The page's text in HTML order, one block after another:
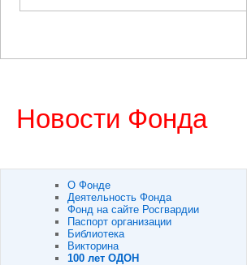
Новости Фонда
О Фонде
Деятельность Фонда
Фонд на сайте Росгвардии
Паспорт организации
Библиотека
Викторина
100 лет ОДОН